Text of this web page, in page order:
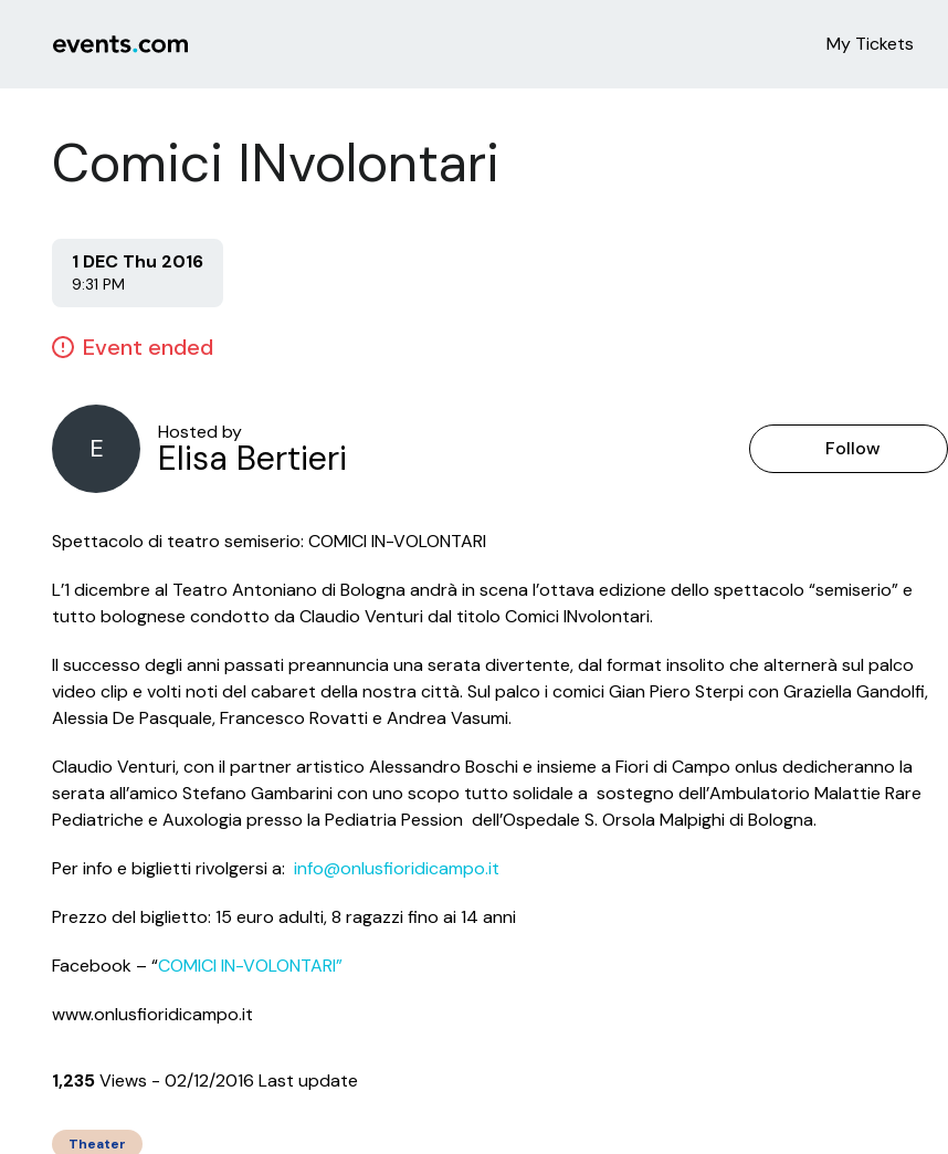
My Tickets
Comici INvolontari
1 DEC Thu 2016
9:31 PM
Event ended
E
Hosted by
Elisa Bertieri Follow
Spettacolo di teatro semiserio: COMICI IN-VOLONTARI
L’1 dicembre al Teatro Antoniano di Bologna andrà in scena l’ottava edizione dello spettacolo “semiserio” e
tutto bolognese condotto da Claudio Venturi dal titolo Comici INvolontari.
Il successo degli anni passati preannuncia una serata divertente, dal format insolito che alternerà sul palco
video clip e volti noti del cabaret della nostra città. Sul palco i comici Gian Piero Sterpi con Graziella Gandolfi,
Alessia De Pasquale, Francesco Rovatti e Andrea Vasumi.
Claudio Venturi, con il partner artistico Alessandro Boschi e insieme a Fiori di Campo onlus dedicheranno la
serata all’amico Stefano Gambarini con uno scopo tutto solidale a sostegno dell’Ambulatorio Malattie Rare
Pediatriche e Auxologia presso la Pediatria Pession dell’Ospedale S. Orsola Malpighi di Bologna.
Per info e biglietti rivolgersi a: info@onlusfioridicampo.it
Prezzo del biglietto: 15 euro adulti, 8 ragazzi fino ai 14 anni
Facebook – “COMICI IN-VOLONTARI”
www.onlusfioridicampo.it
1,235Views - 02/12/2016 Last update
Theater